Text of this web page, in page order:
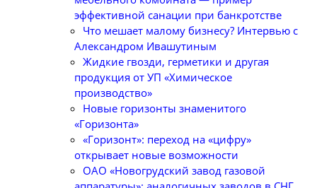
эффективной санации при банкротстве
Что мешает малому бизнесу? Интервью с
Александром Ивашутиным
Жидкие гвозди, герметики и другая
продукция от УП «Химическое
производство»
Новые горизонты знаменитого
«Горизонта»
«Горизонт»: переход на «цифру»
открывает новые возможности
ОАО «Новогрудский завод газовой